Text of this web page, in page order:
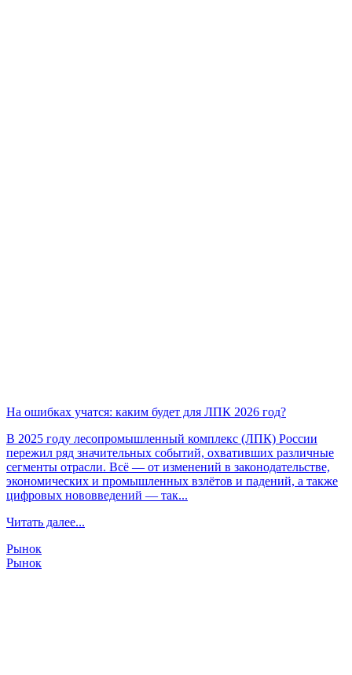
На ошибках учатся: каким будет для ЛПК 2026 год?
В 2025 году лесопромышленный комплекс (ЛПК) России
пережил ряд значительных событий, охвативших различные
сегменты отрасли. Всё — от изменений в законодательстве,
экономических и промышленных взлётов и падений, а также
цифровых нововведений — так...
Читать далее...
Рынок
Рынок